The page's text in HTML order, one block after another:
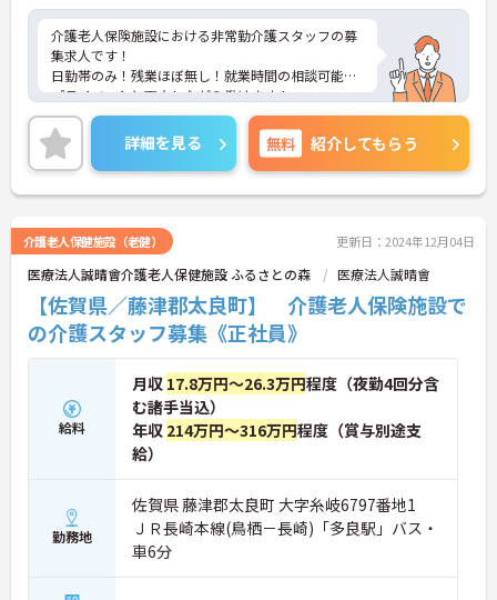
介護老人保険施設における非常勤介護スタッフの募
集求人です！
日勤帯のみ！残業ほぼ無し！就業時間の相談可能で
プライベートと両立しながら働けます！
ご興味ある方には、面接のポイントなど、さらに詳
細をお話致しますのでお気軽にご相談ください。
詳細を見る 無料 紹介してもらう
介護老人保健施設（老健） 更新日：2024年12月04日
医療法人誠晴會介護老人保健施設 ふるさとの森 医療法人誠晴會
【佐賀県／藤津郡太良町】 介護老人保険施設で
の介護スタッフ募集《正社員》
給料
月収 17.8万円～26.3万円程度（夜勤4回分含
む諸手当込）
年収 214万円～316万円程度（賞与別途支
給）
勤務地
佐賀県 藤津郡太良町 大字糸岐6797番地1
ＪＲ長崎本線(鳥栖－長崎)「多良駅」バス・
車6分